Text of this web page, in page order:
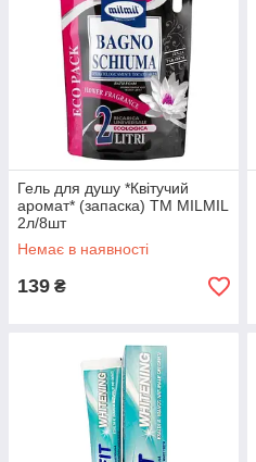
Гель для душу *Квітучий
аромат* (запаска) TM MILMIL
2л/8шт
Немає в наявності
139 ₴